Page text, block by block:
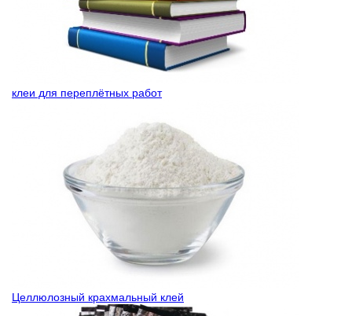
клеи для переплётных работ
Целлюлозный крахмальный клей